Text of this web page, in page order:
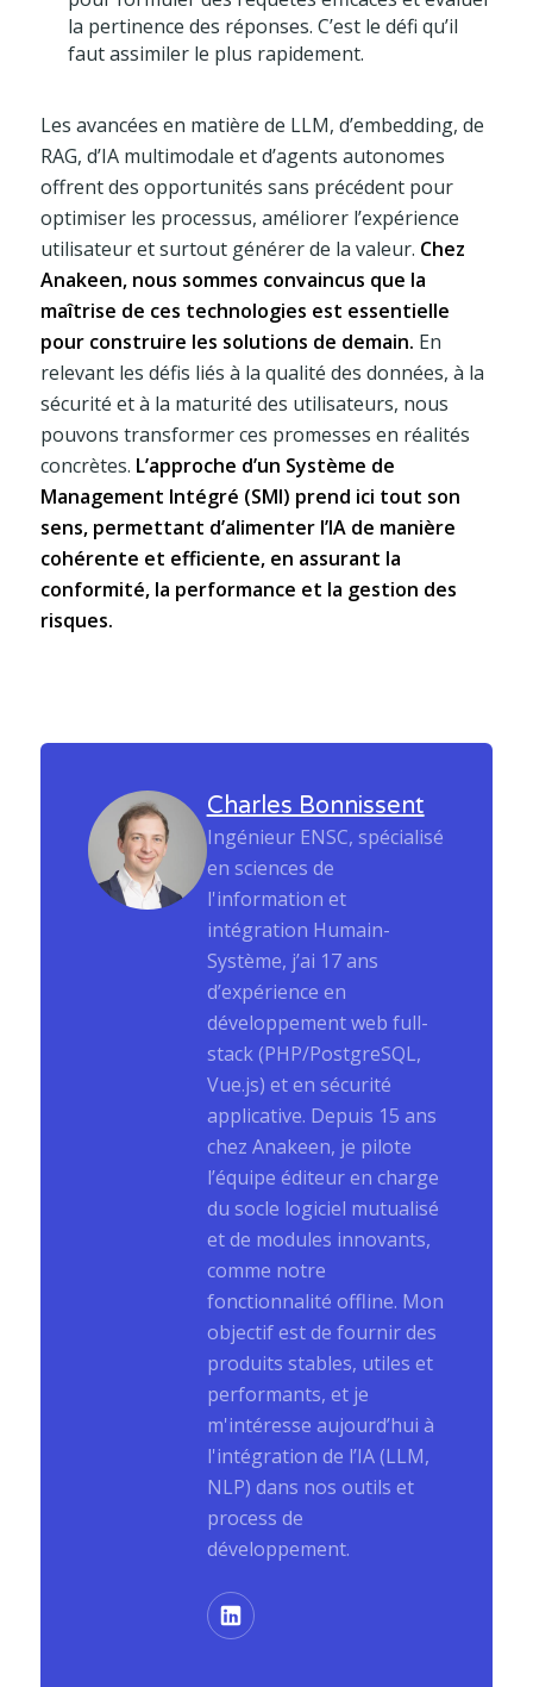
la pertinence des réponses. C’est le défi qu’il
faut assimiler le plus rapidement.
Les avancées en matière de LLM, d’embedding, de
RAG, d’IA multimodale et d’agents autonomes
offrent des opportunités sans précédent pour
optimiser les processus, améliorer l’expérience
utilisateur et surtout générer de la valeur. Chez
Anakeen, nous sommes convaincus que la
maîtrise de ces technologies est essentielle
pour construire les solutions de demain. En
relevant les défis liés à la qualité des données, à la
sécurité et à la maturité des utilisateurs, nous
pouvons transformer ces promesses en réalités
concrètes. L’approche d’un Système de
Management Intégré (SMI) prend ici tout son
sens, permettant d’alimenter l’IA de manière
cohérente et efficiente, en assurant la
conformité, la performance et la gestion des
risques.
Charles Bonnissent
Ingénieur ENSC, spécialisé
en sciences de
l'information et
intégration Humain-
Système, j’ai 17 ans
d’expérience en
développement web full-
stack (PHP/PostgreSQL,
Vue.js) et en sécurité
applicative. Depuis 15 ans
chez Anakeen, je pilote
l’équipe éditeur en charge
du socle logiciel mutualisé
et de modules innovants,
comme notre
fonctionnalité offline. Mon
objectif est de fournir des
produits stables, utiles et
performants, et je
m'intéresse aujourd’hui à
l'intégration de l’IA (LLM,
NLP) dans nos outils et
process de
développement.